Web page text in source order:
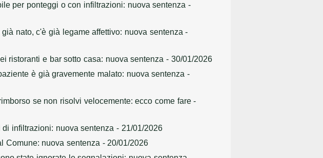
per ponteggi o con infiltrazioni: nuova sentenza -
nato, c'è già legame affettivo: nuova sentenza -
ristoranti e bar sotto casa: nuova sentenza - 30/01/2026
è già gravemente malato: nuova sentenza -
se non risolvi velocemente: ecco come fare-
infiltrazioni: nuova sentenza - 21/01/2026
Comune: nuova sentenza - 20/01/2026